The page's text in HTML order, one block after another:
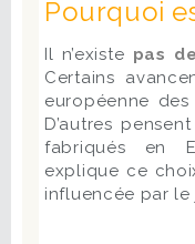
Pourquoi
Il n’existe pas
Certains
européenne des
D’autres
fabriqués en
explique ce
influencée par le